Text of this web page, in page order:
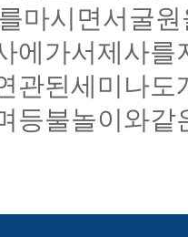
마시면서굴원
에가서제사
관된세미나
등불놀이와